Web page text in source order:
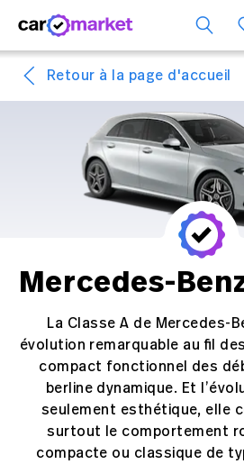
Retour à la page d'accueil
Mercedes-
La Classe A de Mercedes-
évolution remarquable au fil
compact fonctionnel des
berline dynamique. Et
seulement esthétique, elle
surtout le comportement
compacte ou classique de